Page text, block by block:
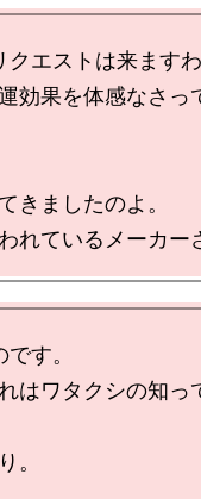
クエストは来ます
効果を体感なさっ
きましたのよ。
す。
はワタクシの知っ
。